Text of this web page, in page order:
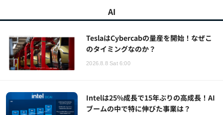
AI
TeslaはCybercabの量産を開始！なぜこ
のタイミングなのか？
2026.8.8 Sat 6:00
Intelは25%成長で15年ぶりの高成長！AI
ブームの中で特に伸びた事業は？